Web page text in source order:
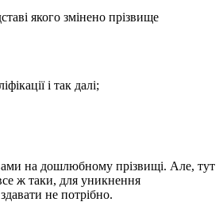
якого змінено прізвище
і так далі;
на дошлюбному прізвищі. Але, тут
ж таки, для уникнення
не потрібно.